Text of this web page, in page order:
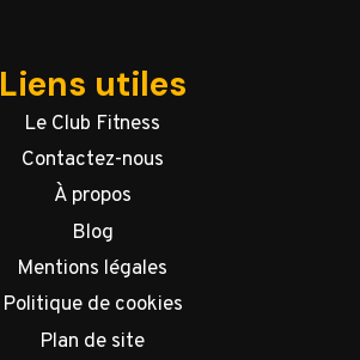
Liens utiles
Le Club Fitness
Contactez-nous
À propos
Blog
Mentions légales
Politique de cookies
Plan de site